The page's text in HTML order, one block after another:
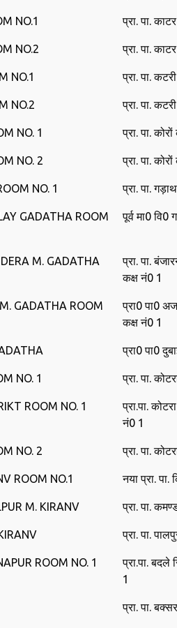
NO.1 प्रा. पा.
NO.2 प्रा. पा.
NO.1 प्रा. पा.
NO.2 प्रा. पा.
NO. 1 प्रा. पा.
NO. 2 प्रा. पा.
NO. 1 प्रा. पा.
GADATHA ROOM
पूर्व मा0 वि‍0
M. GADATHA
प्रा. पा.
कक्ष नं0 1
GADATHA ROOM
प्रा0 पा0
कक्ष नं0 1
प्रा0 पा0
NO. 1 प्रा. पा.
ROOM NO. 1
प्रा.पा.
नं0 1
NO. 2 प्रा. पा.
ROOM NO.1 नया प्रा. पा.
M. KIRANV प्रा. पा.
प्रा. पा.
ROOM NO. 1
प्रा.पा. बदले
1
प्रा. पा.